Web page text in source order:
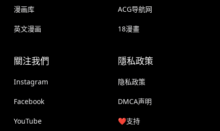
漫画库
英文漫画
ACG导航网
18漫畫
關注我們
Instagram
Facebook
YouTube
隱私政策
隐私政策
DMCA声明
❤️支持